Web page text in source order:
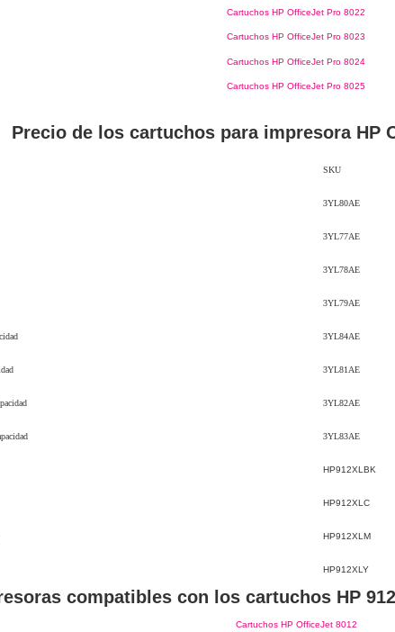
Cartuchos HP OfficeJet Pro 8022
Cartuchos HP OfficeJet Pro 8023
Cartuchos HP OfficeJet Pro 8024
Cartuchos HP OfficeJet Pro 8025
Precio de los cartuchos para impresora HP
SKU
3YL80AE
3YL77AE
3YL78AE
3YL79AE
3YL84AE
3YL81AE
3YL82AE
3YL83AE
HP912XLBK
HP912XLC
HP912XLM
HP912XLY
compatibles con los cartuchos HP
Cartuchos HP OfficeJet 8012